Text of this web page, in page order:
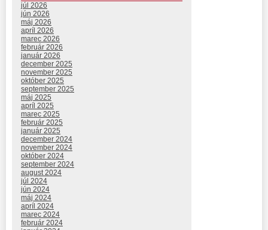
júl 2026
jún 2026
máj 2026
apríl 2026
marec 2026
február 2026
január 2026
december 2025
november 2025
október 2025
september 2025
máj 2025
apríl 2025
marec 2025
február 2025
január 2025
december 2024
november 2024
október 2024
september 2024
august 2024
júl 2024
jún 2024
máj 2024
apríl 2024
marec 2024
február 2024